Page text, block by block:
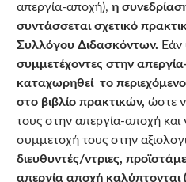
απεργία-αποχή), η
συντάσσεται σχετικό
Συλλόγου Διδασκόντων. Εάν
συμμετέχοντες στην
καταχωρηθεί το
στο βιβλίο πρακτικών, ώστε
τους στην απεργία-αποχή
συμμετοχή τους στην
διευθυντές/ντριες,
απεργία αποχή